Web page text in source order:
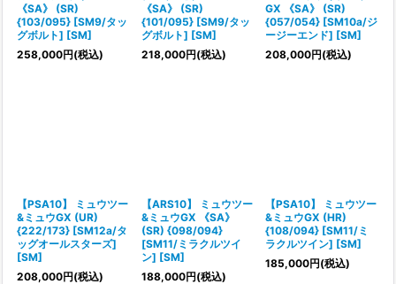
《SA》 (SR)
{103/095} [SM9/タッ
グボルト] [SM]
258,000円(税込)
《SA》 (SR)
{101/095} [SM9/タッ
グボルト] [SM]
218,000円(税込)
GX 《SA》 (SR)
{057/054} [SM10a/ジ
ージーエンド] [SM]
208,000円(税込)
【PSA10】 ミュウツー
&ミュウGX (UR)
{222/173} [SM12a/タ
ッグオールスターズ]
[SM]
208,000円(税込)
【ARS10】 ミュウツー
&ミュウGX 《SA》
(SR) {098/094}
[SM11/ミラクルツイ
ン] [SM]
188,000円(税込)
【PSA10】 ミュウツー
&ミュウGX (HR)
{108/094} [SM11/ミ
ラクルツイン] [SM]
185,000円(税込)